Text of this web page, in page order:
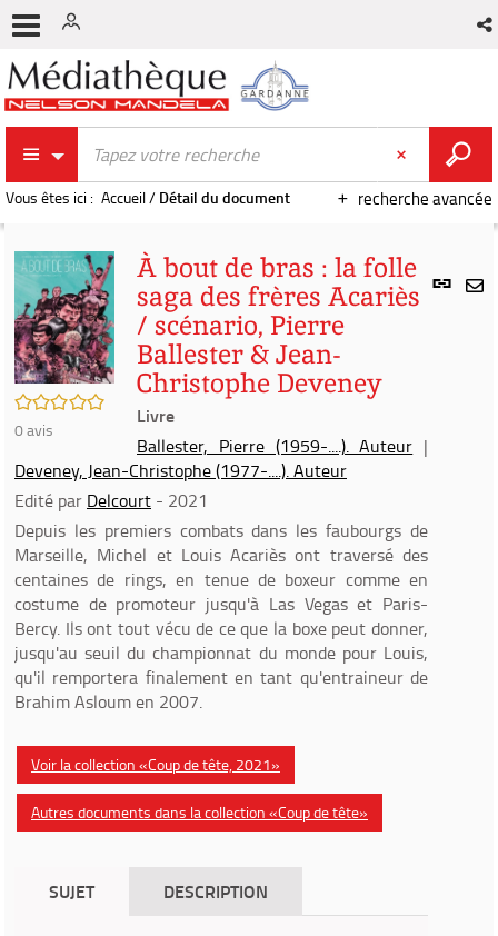
recherche avancée
Vous êtes ici : Accueil/ Détail du document
Lien
/5
0avis
À bout de bras : la folle
saga des frères Acariès
/ scénario, Pierre
Ballester & Jean-
Christophe Deveney
Livre
Ballester, Pierre (1959-....). Auteur |
Deveney, Jean-Christophe (1977-....). Auteur
Edité par Delcourt - 2021
Depuis les premiers combats dans les faubourgs de
Marseille, Michel et Louis Acariès ont traversé des
centaines de rings, en tenue de boxeur comme en
costume de promoteur jusqu'à Las Vegas et Paris-
Bercy. Ils ont tout vécu de ce que la boxe peut donner,
jusqu'au seuil du championnat du monde pour Louis,
qu'il remportera finalement en tant qu'entraineur de
Brahim Asloum en 2007.
Voir la collection «Coup de tête, 2021»
Autres documents dans la collection «Coup de tête»
SUJET DESCRIPTION